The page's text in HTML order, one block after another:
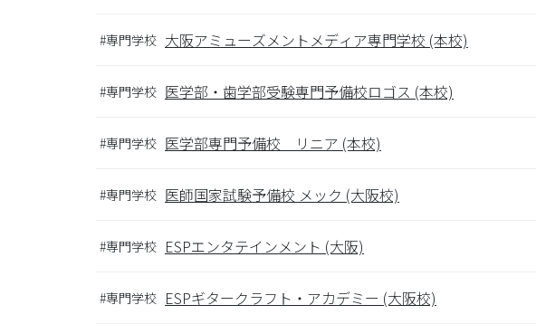
#専門学校 大阪アミューズメントメディア専門学校 (本校)
#専門学校 医学部・歯学部受験専門予備校ロゴス (本校)
#専門学校 医学部専門予備校 リニア (本校)
#専門学校 医師国家試験予備校 メック (大阪校)
#専門学校 ESPエンタテインメント (大阪)
#専門学校 ESPギタークラフト・アカデミー (大阪校)